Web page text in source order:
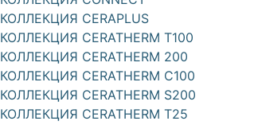
КОЛЛЕКЦИЯ CERAPLUS
КОЛЛЕКЦИЯ CERATHERM T100
КОЛЛЕКЦИЯ CERATHERM 200
КОЛЛЕКЦИЯ CERATHERM C100
КОЛЛЕКЦИЯ CERATHERM S200
КОЛЛЕКЦИЯ CERATHERM T25